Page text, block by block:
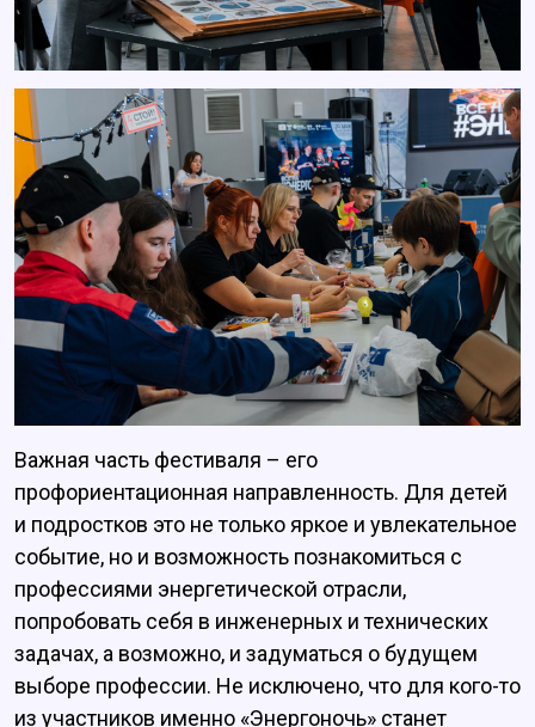
Важная часть фестиваля – его
профориентационная направленность. Для детей
и подростков это не только яркое и увлекательное
событие, но и возможность познакомиться с
профессиями энергетической отрасли,
попробовать себя в инженерных и технических
задачах, а возможно, и задуматься о будущем
выборе профессии. Не исключено, что для кого-то
из участников именно «Энергоночь» станет